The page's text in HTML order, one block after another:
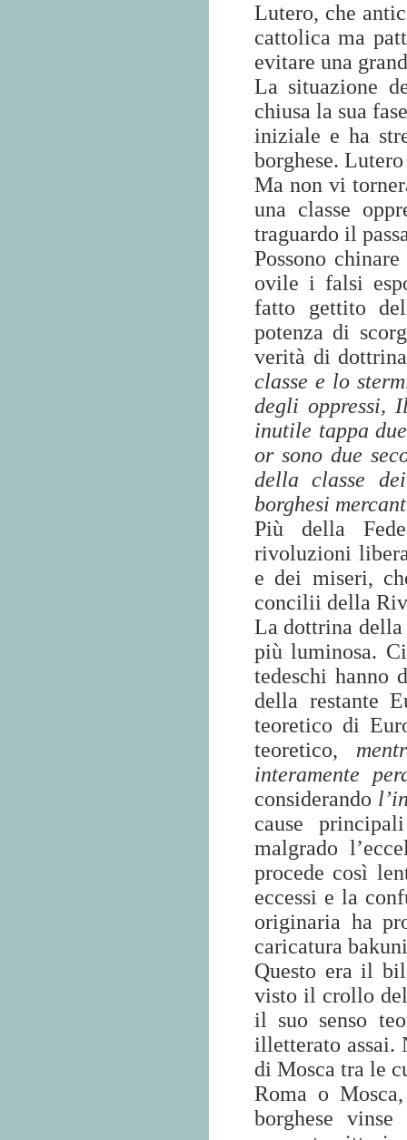
Lutero, che
cattolica ma
evitare una
La situazione
chiusa la sua
iniziale e ha
borghese.
Ma non vi
una classe
traguardo il
Possono
ovile i falsi
fatto gettito
potenza di
verità di
classe e lo
degli oppressi,
inutile tappa
or sono due
della classe
borghesi
Più della
rivoluzioni
e dei miseri,
concilii della
La dottrina della
più luminosa.
tedeschi hanno
della restante
teoretico di
teoretico,
interamente
considerando
cause
malgrado
procede così
eccessi e la
originaria ha
caricatura
Questo era il
visto il crollo
il suo senso
illetterato assai.
di Mosca tra le
Roma o
borghese